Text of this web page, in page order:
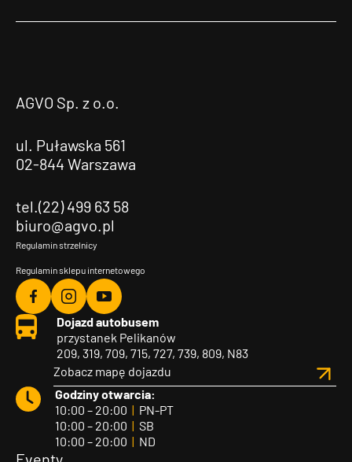
AGVO Sp. z o.o.
ul. Puławska 561
02-844 Warszawa
tel.(22) 499 63 58
biuro@agvo.pl
Regulamin strzelnicy
Regulamin sklepu internetowego
Agvo
Facebook
Agvo
Instagram
Agvo
YouTube
Dojazd autobusem
przystanek Pelikanów
209, 319, 709, 715, 727, 739, 809, N83
Zobacz mapę dojazdu
Godziny otwarcia:
10:00 – 20:00 | PN-PT
10:00 – 20:00 | SB
10:00 – 20:00 | ND